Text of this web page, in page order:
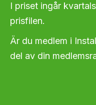
I priset ingår
prisfilen.
Är du medlem i
del av din